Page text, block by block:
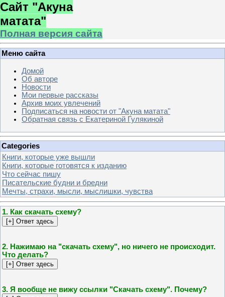
Сайт "Акуна
матата"
Полная версия сайта
Меню сайта
Домой
Об авторе
Новости
Мои первые рассказы
Архив моих увлечений
Подписаться на новости от "Акуна матата"
Обратная связь с Екатериной Гулякиной
Categories
Книги, которые уже вышли
Книги, которые готовятся к изданию
Что сейчас пишу
Писательские будни и бредни
Мечты, страхи, мысли, мыслишки, чувства
1. Как скачать схему?
2. Нажимаю на "скачать схему", но ничего не происходит.
Что делать?
3. Я вообще не вижу ссылки "Скачать схему". Почему?